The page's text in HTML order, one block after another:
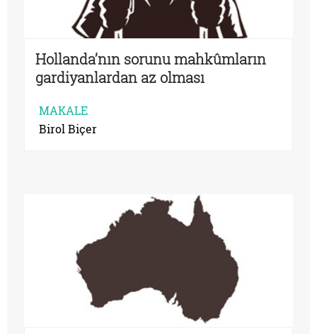
Hollanda’nın sorunu mahkûmların
gardiyanlardan az olması
MAKALE
Birol Biçer